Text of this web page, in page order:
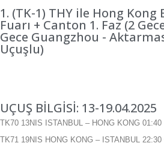
1. (TK-1) THY ile Hong
Fuarı + Canton 1. Faz (2
Gece Guangzhou -
Uçuşlu)
UÇUŞ BİLGİSİ: 13-19.04.2025
TK70 13NIS ISTANBUL – HONG KONG 01:40
TK71 19NIS HONG KONG – ISTANBUL 22:30